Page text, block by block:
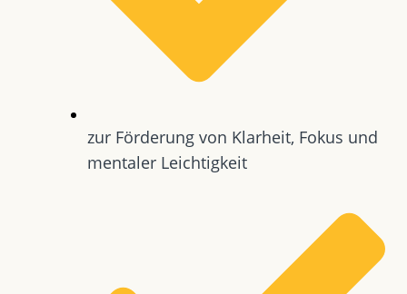
zur Förderung von Klarheit, Fokus und
mentaler Leichtigkeit